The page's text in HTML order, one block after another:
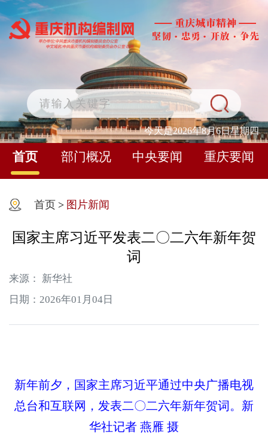
今天是2026年8月6日星期四
首页 部门概况 中央要闻 重庆要闻
首页 > 图片新闻
国家主席习近平发表二〇二六年新年贺
词
来源： 新华社
日期：2026年01月04日
新年前夕，国家主席习近平通过中央广播电视
总台和互联网，发表二〇二六年新年贺词。新
华社记者 燕雁 摄